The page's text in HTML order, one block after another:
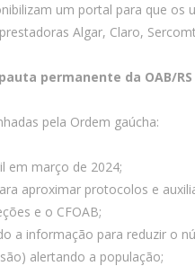
um portal para que os
Algar, Claro,
permanente da OAB/RS
pela Ordem gaúcha:
em março de 2024;
aproximar protocolos e
e o CFOAB;
a informação para reduzir o
alertando a população;